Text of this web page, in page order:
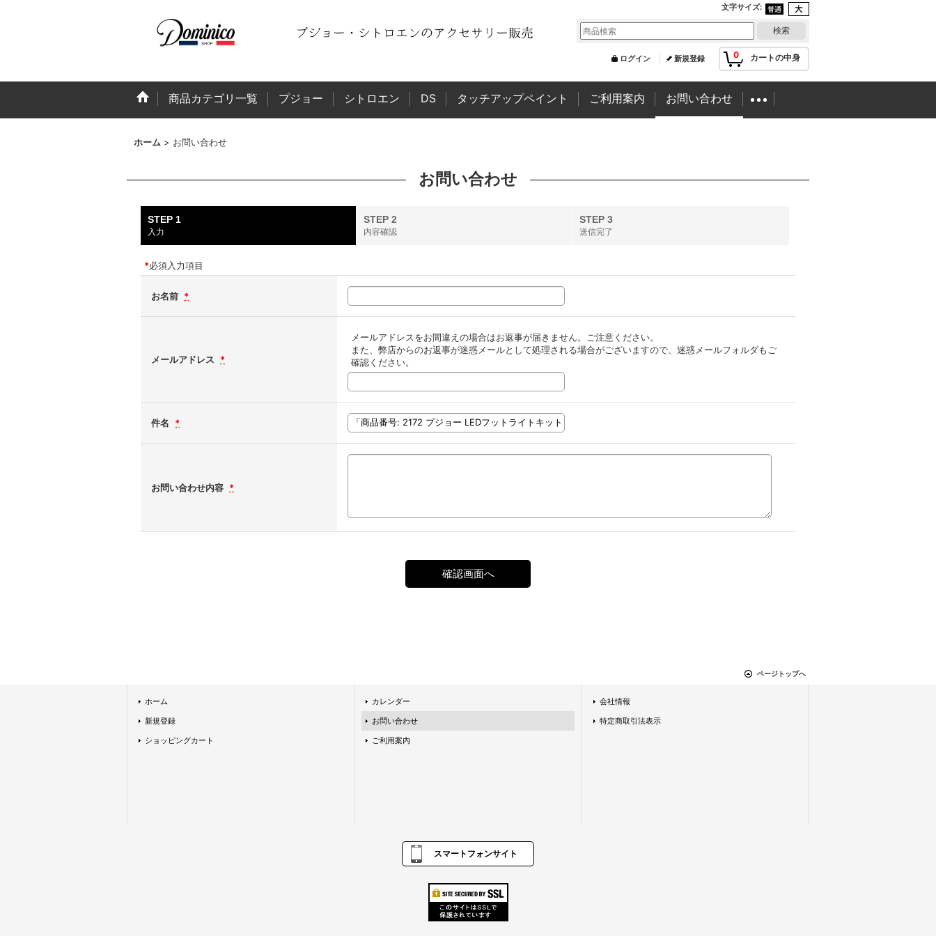
文字サイズ:
0 カートの中身
ログイン 新規登録
商品カテゴリ一覧 プジョー シトロエン DS タッチアップペイント ご利用案内 お問い合わせ
ホーム > お問い合わせ
お問い合わせ
STEP 1
入力
STEP 2
内容確認
STEP 3
送信完了
*必須入力項目
お名前 *
メールアドレス *
メールアドレスをお間違えの場合はお返事が届きません。ご注意ください。
また、弊店からのお返事が迷惑メールとして処理される場合がございますので、迷惑メールフォルダもご
確認ください。
件名 *
お問い合わせ内容 *
ページトップへ
ホーム
新規登録
ショッピングカート
カレンダー
お問い合わせ
ご利用案内
会社情報
特定商取引法表示
スマートフォンサイト